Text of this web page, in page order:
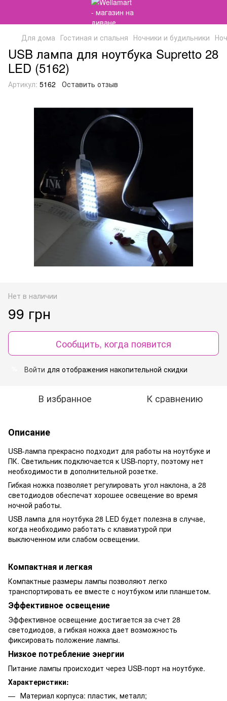
Для дома Гостиная и спальня Ночники и будильники
USB лампа для ноутбука Supretto 28
LED (5162)
Артикул: 5162 Оставить отзыв
Нет в наличии
99 грн
Сообщить, когда появится
Войти для отображения накопительной скидки
В избранное К сравнению
Описание
USB-лампа прекрасно подходит для работы на ноутбуке и
ПК. Светильник подключается к USB-порту, поэтому нет
необходимости в дополнительной розетке.
Гибкая ножка позволяет регулировать угол наклона, а 28
светодиодов обеспечат хорошее освещение во время
ночной работы.
USB лампа для ноутбука 28 LED будет полезна в случае,
когда необходимо работать с клавиатурой при
выключенном или слабом освещении.
Компактная и легкая
Компактные размеры лампы позволяют легко
транспортировать ее вместе с ноутбуком или планшетом.
Эффективное освещение
Эффективное освещение достигается за счет 28
светодиодов, а гибкая ножка дает возможность
фиксировать положение лампы.
Низкое потребление энергии
Питание лампы происходит через USB-порт на ноутбуке.
Характеристики:
Материал корпуса: пластик, металл;